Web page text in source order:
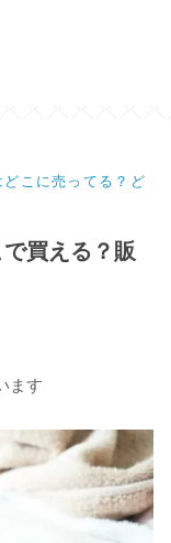
どこに売ってる？ど
買える？販
ます